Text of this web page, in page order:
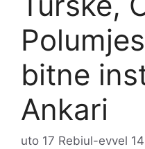
bitne
Ankari
uto 17 Rebiul-evvel